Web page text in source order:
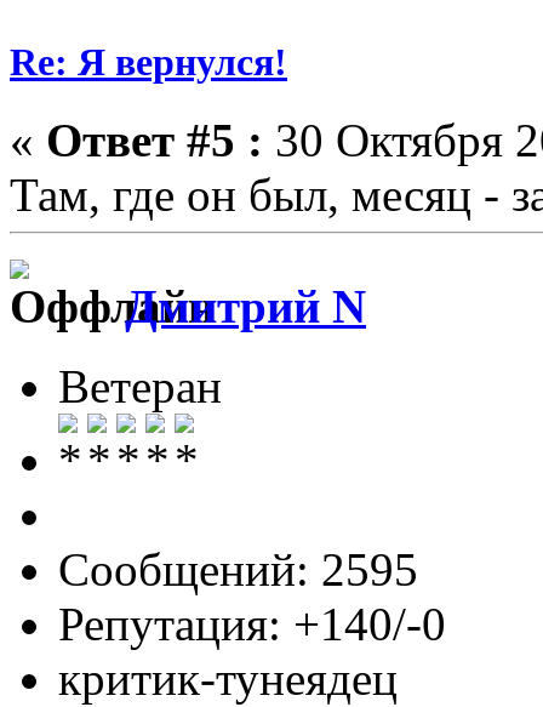
Re: Я вернулся!
« Ответ #5 : 30 Октября
Там, где он был, месяц -
Дмитрий N
Ветеран
Сообщений: 2595
Репутация: +140/-0
критик-тунеядец